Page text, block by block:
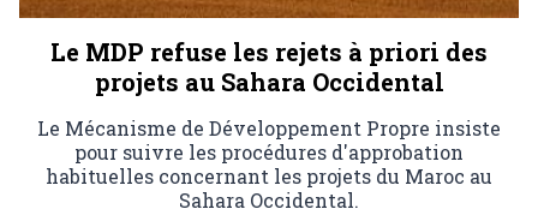
Le MDP refuse les rejets à priori des
projets au Sahara Occidental
Le Mécanisme de Développement Propre insiste
pour suivre les procédures d'approbation
habituelles concernant les projets du Maroc au
Sahara Occidental.